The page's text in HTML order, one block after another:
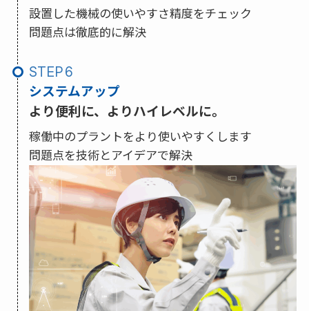
設置した機械の使いやすさ精度をチェック
問題点は徹底的に解決
STEP
システムアップ
より便利に、よりハイレベルに。
稼働中のプラントをより使いやすくします
問題点を技術とアイデアで解決